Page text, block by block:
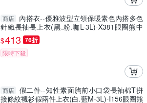
商店
內搭衣--優雅波型立領保暖素色內搭多色
針織長袖長上衣(黑.粉.咖L-3L)-X381眼圈熊中
大尺碼
$413 76折
限時下殺
商店
假二件--知性素面胸前小口袋長袖棉T拼
接條紋襯衫假兩件上衣(白.藍M-3L)-I156眼圈熊